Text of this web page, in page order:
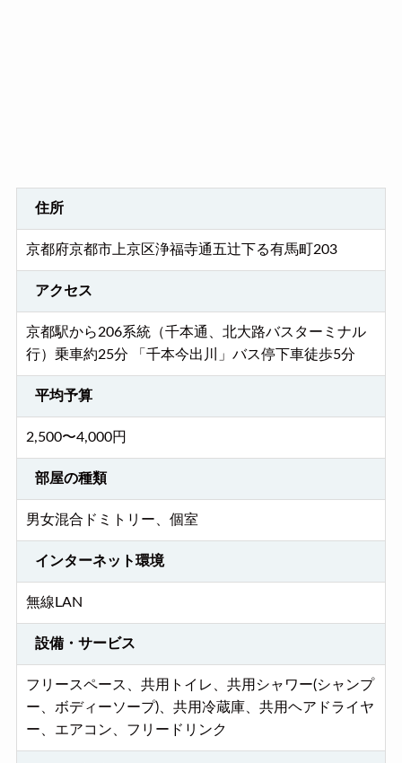
住所
京都府京都市上京区浄福寺通五辻下る有馬町203
アクセス
京都駅から206系統（千本通、北大路バスターミナル
行）乗車約25分 「千本今出川」バス停下車徒歩5分
平均予算
2,500〜4,000円
部屋の種類
男女混合ドミトリー、個室
インターネット環境
無線LAN
設備・サービス
フリースペース、共用トイレ、共用シャワー(シャンプ
ー、ボディーソープ)、共用冷蔵庫、共用ヘアドライヤ
ー、エアコン、フリードリンク